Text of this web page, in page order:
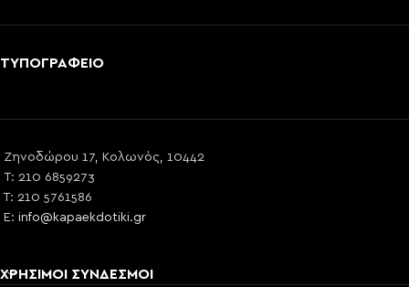
ΤΥΠΟΓΡΑΦΕΙΟ
Ζηνοδώρου 17, Κολωνός, 10442
T: 210 6859273
T: 210 5761586
E: info@kapaekdotiki.gr
ΧΡΗΣΙΜΟΙ ΣΥΝΔΕΣΜΟΙ